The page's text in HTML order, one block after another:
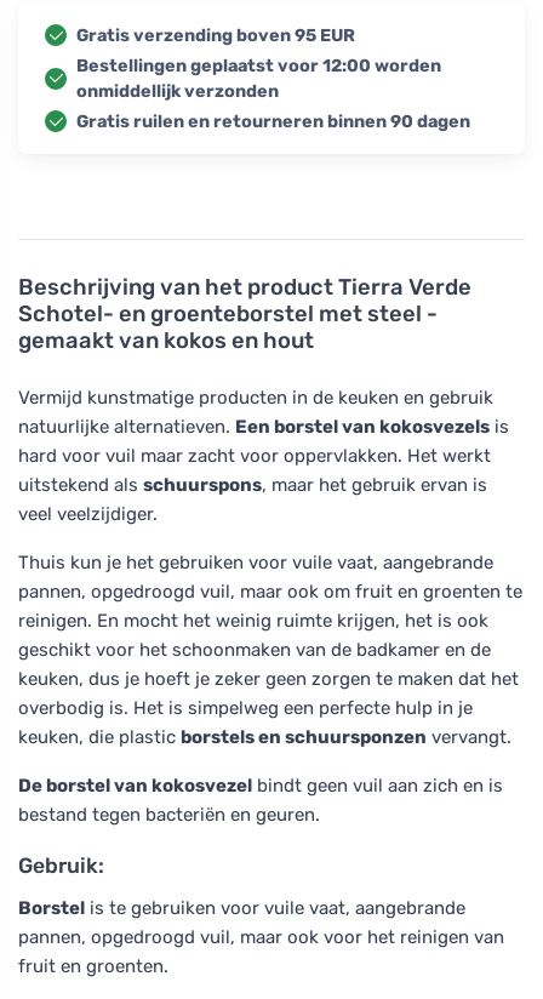
Beschrijving van het productTierra Verde
Schotel- en groenteborstel met steel -
gemaakt van kokos en hout
Vermijd kunstmatige producten in de keuken en gebruik
natuurlijke alternatieven. Een borstel van kokosvezels is
hard voor vuil maar zacht voor oppervlakken. Het werkt
uitstekend als schuurspons, maar het gebruik ervan is
veel veelzijdiger.
Thuis kun je het gebruiken voor vuile vaat, aangebrande
pannen, opgedroogd vuil, maar ook om fruit en groenten te
reinigen. En mocht het weinig ruimte krijgen, het is ook
geschikt voor het schoonmaken van de badkamer en de
keuken, dus je hoeft je zeker geen zorgen te maken dat het
overbodig is. Het is simpelweg een perfecte hulp in je
keuken, die plastic borstels en schuursponzen vervangt.
De borstel van kokosvezel bindt geen vuil aan zich en is
bestand tegen bacteriën en geuren.
Gebruik:
Borstel is te gebruiken voor vuile vaat, aangebrande
pannen, opgedroogd vuil, maar ook voor het reinigen van
fruit en groenten.
Gratis verzending boven 95 EUR
Bestellingen geplaatst voor 12:00 worden
onmiddellijk verzonden
Gratis ruilen en retourneren binnen 90 dagen